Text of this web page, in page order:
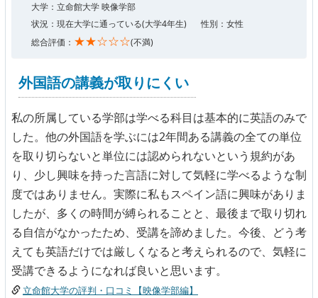
大学：立命館大学 映像学部
状況：現在大学に通っている(大学4年生)
性別：女性
総合評価： ★★☆☆☆(不満)
外国語の講義が取りにくい
私の所属している学部は学べる科目は基本的に英語のみで
した。他の外国語を学ぶには2年間ある講義の全ての単位
を取り切らないと単位には認められないという規約があ
り、少し興味を持った言語に対して気軽に学べるような制
度ではありません。実際に私もスペイン語に興味がありま
したが、多くの時間が縛られることと、最後まで取り切れ
る自信がなかったため、受講を諦めました。今後、どう考
えても英語だけでは厳しくなると考えられるので、気軽に
受講できるようになれば良いと思います。
立命館大学の評判・口コミ【映像学部編】